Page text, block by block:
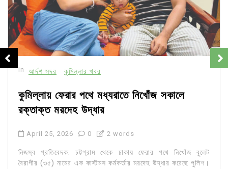
In আর্দশ সদর কুমিল্লার খবর
কুমিল্লায় ফেরার পথে মধ্যরাতে নিখোঁজ সকালে
রক্তাক্ত মরদেহ উদ্ধার
April 25, 2026 0 2 words
নিজস্ব প্রতিবেদক: চট্টগ্রাম থেকে ঢাকায় ফেরার পথে নিখোঁজ বুলেট
বৈরাগীর (৩৫) নামের এক কাস্টমস কর্মকর্তার মরদেহ উদ্ধার করেছে পুলিশ।